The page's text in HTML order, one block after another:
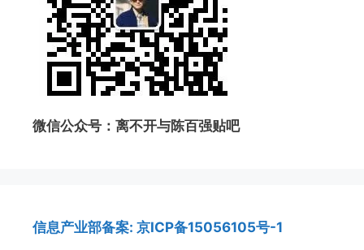
微信公众号：离不开与陈百强贴吧
信息产业部备案: 京ICP备15056105号-1